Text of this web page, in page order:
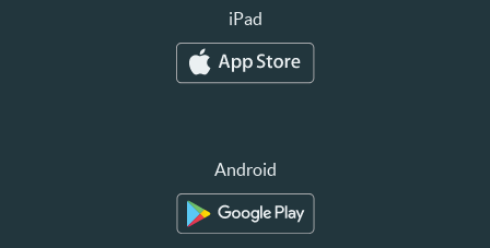
iPad
Android